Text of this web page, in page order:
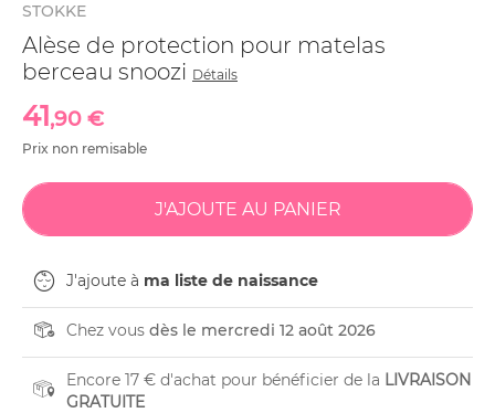
STOKKE
Alèse de protection pour matelas
berceau snoozi Détails
41,90 €
Prix non remisable
J'ajoute à ma liste de naissance
Chez vous dès le mercredi 12 août 2026
Encore 17 € d'achat pour bénéficier de la LIVRAISON
GRATUITE